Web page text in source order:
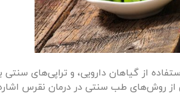
از گیاهان دارویی، و تراپی‌های
از روش‌های طب سنتی در درمان نقرس